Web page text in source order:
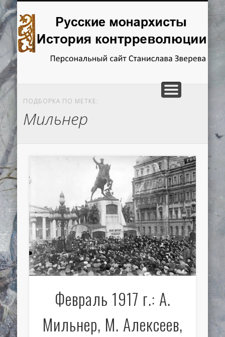
Русские
монархисты.
контрреволюции
ПОДБОРКА ПО МЕТКЕ:
Мильнер
Февраль 1917 г.: А.
Мильнер, М. Алексеев,